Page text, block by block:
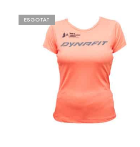
ESGOTAT